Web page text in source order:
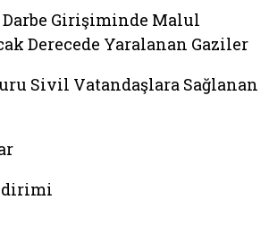
Darbe Girişiminde Malul
Derecede Yaralanan Gaziler
Sivil Vatandaşlara Sağlanan